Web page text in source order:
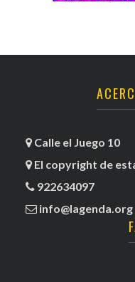
Calle el Juego 10
El copyright de
922634097
info@lagenda.org